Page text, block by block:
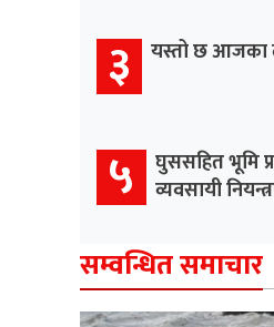
३ यस्तो छ आजका
५
घुससहित भूमि
व्यवसायी
सम्वन्धित समाचार